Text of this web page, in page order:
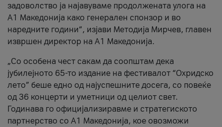
задоволство ја најавуваме продолжената улога на
A1 Македонија како генерален спонзор и во
наредните години“, изјави Методија Мирчев, главен
извршен директор на A1 Македонија.
„Со особена чест сакам да соопштам дека
јубилејното 65-то издание на фестивалот “Охридско
лето” беше едно од најуспешните досега, со повеќе
од 36 концерти и уметници од целиот свет.
Годинава го официјализиравме и стратегиското
партнерство со А1 Македонија, кое овозможи